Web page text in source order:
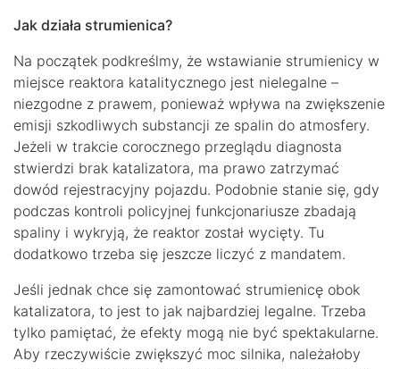
Jak działa strumienica?
Na początek podkreślmy, że wstawianie strumienicy w
miejsce reaktora katalitycznego jest nielegalne –
niezgodne z prawem, ponieważ wpływa na zwiększenie
emisji szkodliwych substancji ze spalin do atmosfery.
Jeżeli w trakcie corocznego przeglądu diagnosta
stwierdzi brak katalizatora, ma prawo zatrzymać
dowód rejestracyjny pojazdu. Podobnie stanie się, gdy
podczas kontroli policyjnej funkcjonariusze zbadają
spaliny i wykryją, że reaktor został wycięty. Tu
dodatkowo trzeba się jeszcze liczyć z mandatem.
Jeśli jednak chce się zamontować strumienicę obok
katalizatora, to jest to jak najbardziej legalne. Trzeba
tylko pamiętać, że efekty mogą nie być spektakularne.
Aby rzeczywiście zwiększyć moc silnika, należałoby